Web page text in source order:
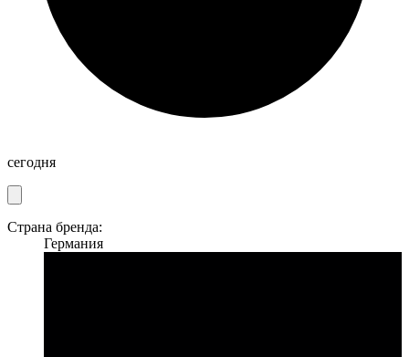
сегодня
Страна бренда:
Германия